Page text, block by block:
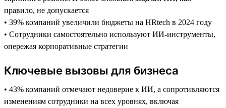
правило, не допускается
• 39% компаний увеличили бюджеты на HRtech в 2024 году
• Сотрудники самостоятельно используют ИИ-инструменты,
опережая корпоративные стратегии
Ключевые вызовы для бизнеса
• 43% компаний отмечают недоверие к ИИ, а сопротивляются
изменениям сотрудники на всех уровнях, включая